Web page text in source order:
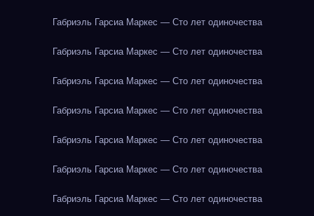
Габриэль Гарсиа Маркес — Сто лет одиночества
Габриэль Гарсиа Маркес — Сто лет одиночества
Габриэль Гарсиа Маркес — Сто лет одиночества
Габриэль Гарсиа Маркес — Сто лет одиночества
Габриэль Гарсиа Маркес — Сто лет одиночества
Габриэль Гарсиа Маркес — Сто лет одиночества
Габриэль Гарсиа Маркес — Сто лет одиночества